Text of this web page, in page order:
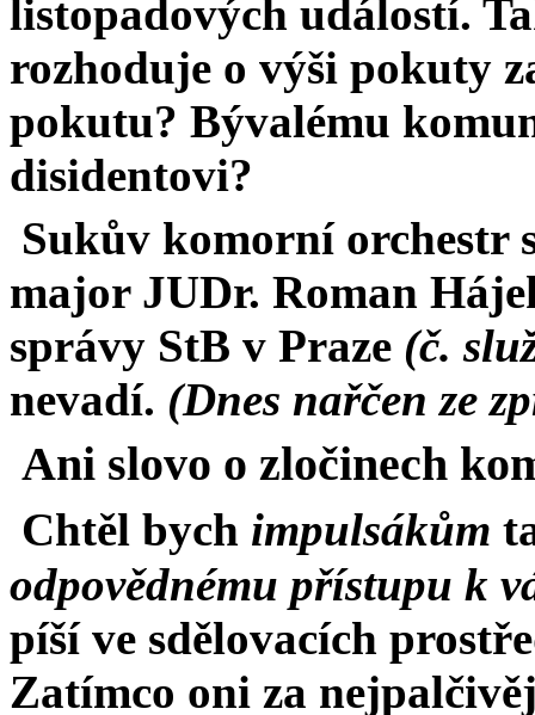
listopadových událostí.
rozhoduje o výši pokuty
pokutu? Bývalému
disidentovi?
Sukův komorní orchestr
major JUDr. Roman
správy StB v Praze (č.
nevadí. (Dnes nařčen ze
Ani slovo o zločinech
Chtěl bych impulsákům
odpovědnému přístupu k
píší ve sdělovacích
Zatímco oni za